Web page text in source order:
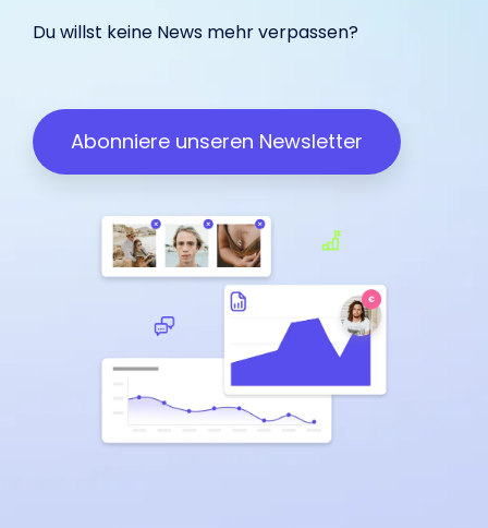
Influencer Marketing auf allen
Facebook TikTok
Wir freuen uns über dein
Feedback:
Du willst keine News mehr verpassen?
Abonniere unseren Newsletter